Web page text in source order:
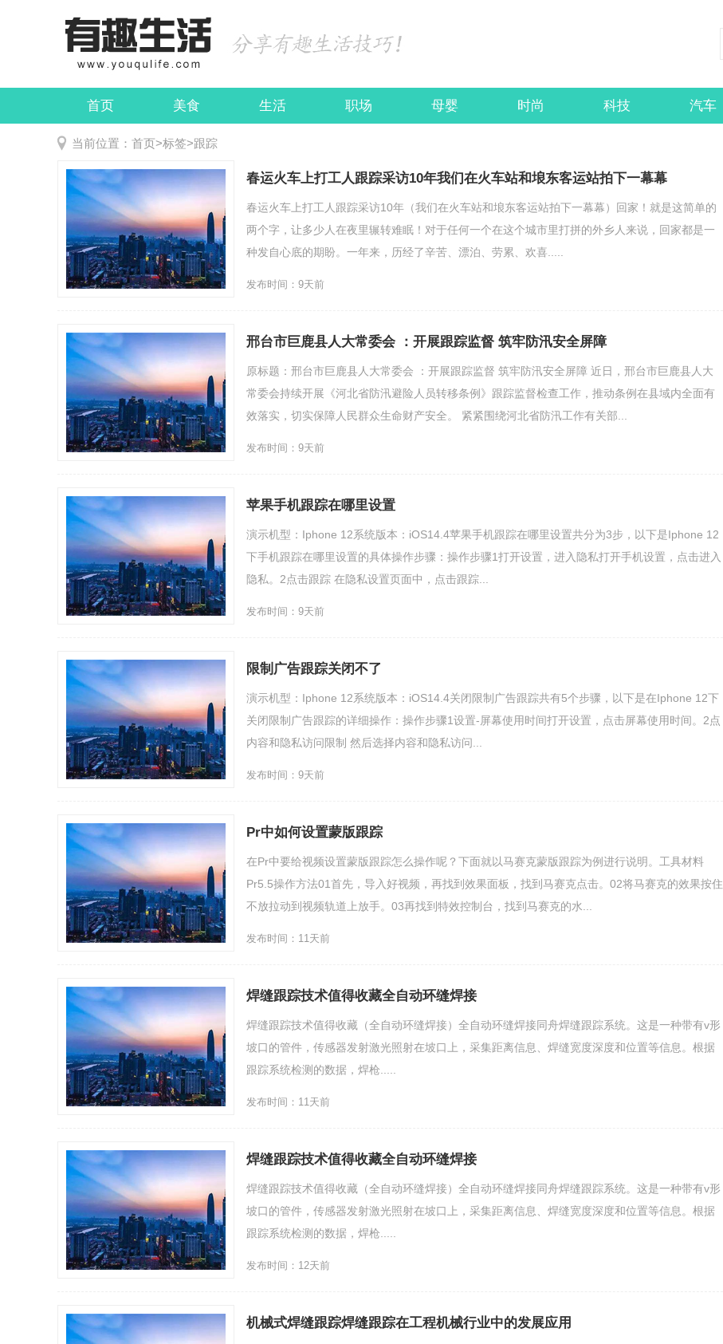
首页 美食 生活 职场 母婴 时尚 科技 汽车
娱乐 民俗
当前位置： 首页>标签>跟踪
春运火车上打工人跟踪采访10年我们在火车站和埌东客运站拍下一幕幕
春运火车上打工人跟踪采访10年（我们在火车站和埌东客运站拍下一幕幕）回家！就是这简单的
两个字，让多少人在夜里辗转难眠！对于任何一个在这个城市里打拼的外乡人来说，回家都是一
种发自心底的期盼。一年来，历经了辛苦、漂泊、劳累、欢喜.....
发布时间：9天前
邢台市巨鹿县人大常委会 ：开展跟踪监督 筑牢防汛安全屏障
原标题：邢台市巨鹿县人大常委会 ：开展跟踪监督 筑牢防汛安全屏障 近日，邢台市巨鹿县人大
常委会持续开展《河北省防汛避险人员转移条例》跟踪监督检查工作，推动条例在县域内全面有
效落实，切实保障人民群众生命财产安全。 紧紧围绕河北省防汛工作有关部...
发布时间：9天前
苹果手机跟踪在哪里设置
演示机型：Iphone 12系统版本：iOS14.4苹果手机跟踪在哪里设置共分为3步，以下是Iphone 12
下手机跟踪在哪里设置的具体操作步骤：操作步骤1打开设置，进入隐私打开手机设置，点击进入
隐私。2点击跟踪 在隐私设置页面中，点击跟踪...
发布时间：9天前
限制广告跟踪关闭不了
演示机型：Iphone 12系统版本：iOS14.4关闭限制广告跟踪共有5个步骤，以下是在Iphone 12下
关闭限制广告跟踪的详细操作：操作步骤1设置-屏幕使用时间打开设置，点击屏幕使用时间。2点
内容和隐私访问限制 然后选择内容和隐私访问...
发布时间：9天前
Pr中如何设置蒙版跟踪
在Pr中要给视频设置蒙版跟踪怎么操作呢？下面就以马赛克蒙版跟踪为例进行说明。工具材料
Pr5.5操作方法01首先，导入好视频，再找到效果面板，找到马赛克点击。02将马赛克的效果按住
不放拉动到视频轨道上放手。03再找到特效控制台，找到马赛克的水...
发布时间：11天前
焊缝跟踪技术值得收藏全自动环缝焊接
焊缝跟踪技术值得收藏（全自动环缝焊接）全自动环缝焊接同舟焊缝跟踪系统。这是一种带有v形
坡口的管件，传感器发射激光照射在坡口上，采集距离信息、焊缝宽度深度和位置等信息。根据
跟踪系统检测的数据，焊枪.....
发布时间：11天前
焊缝跟踪技术值得收藏全自动环缝焊接
焊缝跟踪技术值得收藏（全自动环缝焊接）全自动环缝焊接同舟焊缝跟踪系统。这是一种带有v形
坡口的管件，传感器发射激光照射在坡口上，采集距离信息、焊缝宽度深度和位置等信息。根据
跟踪系统检测的数据，焊枪.....
发布时间：12天前
机械式焊缝跟踪焊缝跟踪在工程机械行业中的发展应用